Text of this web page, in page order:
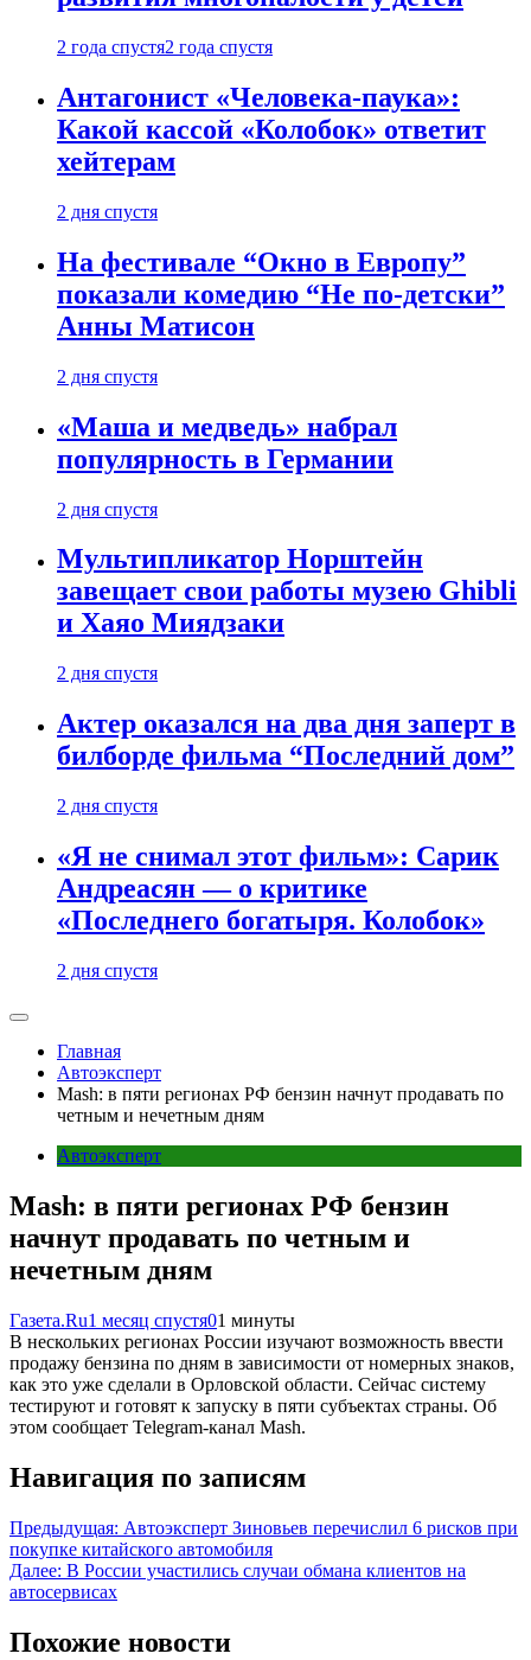
2 года спустя2 года спустя
Антагонист «Человека-паука»:
Какой кассой «Колобок» ответит
хейтерам
2 дня спустя
На фестивале “Окно в Европу”
показали комедию “Не по-детски”
Анны Матисон
2 дня спустя
«Маша и медведь» набрал
популярность в Германии
2 дня спустя
Мультипликатор Норштейн
завещает свои работы музею Ghibli
и Хаяо Миядзаки
2 дня спустя
Актер оказался на два дня заперт в
билборде фильма “Последний дом”
2 дня спустя
«Я не снимал этот фильм»: Сарик
Андреасян — о критике
«Последнего богатыря. Колобок»
2 дня спустя
Главная
Автоэксперт
Mash: в пяти регионах РФ бензин начнут продавать по
четным и нечетным дням
Автоэксперт
Mash: в пяти регионах РФ бензин
начнут продавать по четным и
нечетным дням
Газета.Ru1 месяц спустя01 минуты
В нескольких регионах России изучают возможность ввести
продажу бензина по дням в зависимости от номерных знаков,
как это уже сделали в Орловской области. Сейчас систему
тестируют и готовят к запуску в пяти субъектах страны. Об
этом сообщает Telegram-канал Mash.
Навигация по записям
Предыдущая: Автоэксперт Зиновьев перечислил 6 рисков при
покупке китайского автомобиля
Далее: В России участились случаи обмана клиентов на
автосервисах
Похожие новости